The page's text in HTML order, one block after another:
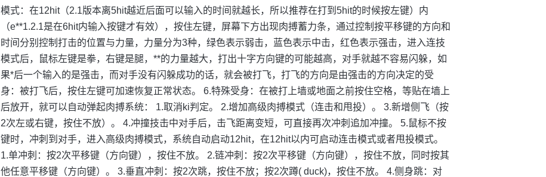
模式：在12hit（2.1版本离5hit越近后面可以输入的时间就越长，所以推荐在打到5hit的时候按左键）内
（e**1.2.1是在6hit内输入按键才有效），按住左键，屏幕下方出现肉搏蓄力条，通过控制按平移键的方向和
时间分别控制打击的位置与力量，力量分为3种，绿色表示弱击，蓝色表示中击，红色表示强击，进入连技
模式后，鼠标左键是拳，右键是腿，**的力量越大，打出十字方向键的可能越高，对手就越不容易闪躲，如
果*后一个输入的是强击，而对手没有闪躲成功的话，就会被打飞，打飞的方向是由强击的方向决定的受
身：被打飞后，按住左键可加速恢复正常状态。 6.特殊受身：在被打上墙或地面之前按住空格，等贴在墙上
后放开，就可以自动弹起肉搏系统： 1.取消ki判定。 2.增加高级肉搏模式（连击和甩投）。 3.新增侧飞（按
2次左或右键，按住不放）。 4.冲撞技击中对手后，击飞距离变短，可直接再次冲刺追加冲撞。 5.鼠标不按
键时，冲刺到对手，进入高级肉搏模式，系统自动启动12hit，在12hit以内可启动连击模式或者甩投模式。
1.单冲刺：按2次平移键（方向键），按住不放。 2.链冲刺：按2次平移键（方向键），按住不放，同时按其
他任意平移键（方向键）。 3.垂直冲刺：按2次跳，按住不放；按2次蹲( duck)，按住不放。 4.侧身跳：对